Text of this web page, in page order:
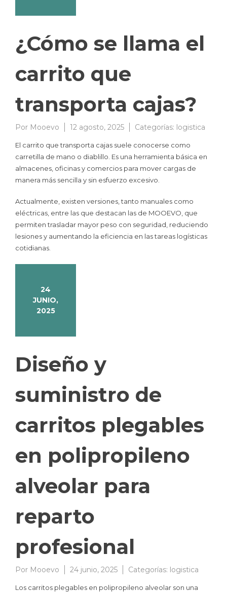
¿Cómo se llama el
carrito que
transporta cajas?
Por Mooevo 12 agosto, 2025 Categorías: logistica
El carrito que transporta cajas suele conocerse como
carretilla de mano o diablillo. Es una herramienta básica en
almacenes, oficinas y comercios para mover cargas de
manera más sencilla y sin esfuerzo excesivo.
Actualmente, existen versiones, tanto manuales como
eléctricas, entre las que destacan las de MOOEVO, que
permiten trasladar mayor peso con seguridad, reduciendo
lesiones y aumentando la eficiencia en las tareas logísticas
cotidianas.
24
JUNIO,
2025
Diseño y
suministro de
carritos plegables
en polipropileno
alveolar para
reparto
profesional
Por Mooevo 24 junio, 2025 Categorías: logistica
Los carritos plegables en polipropileno alveolar son una